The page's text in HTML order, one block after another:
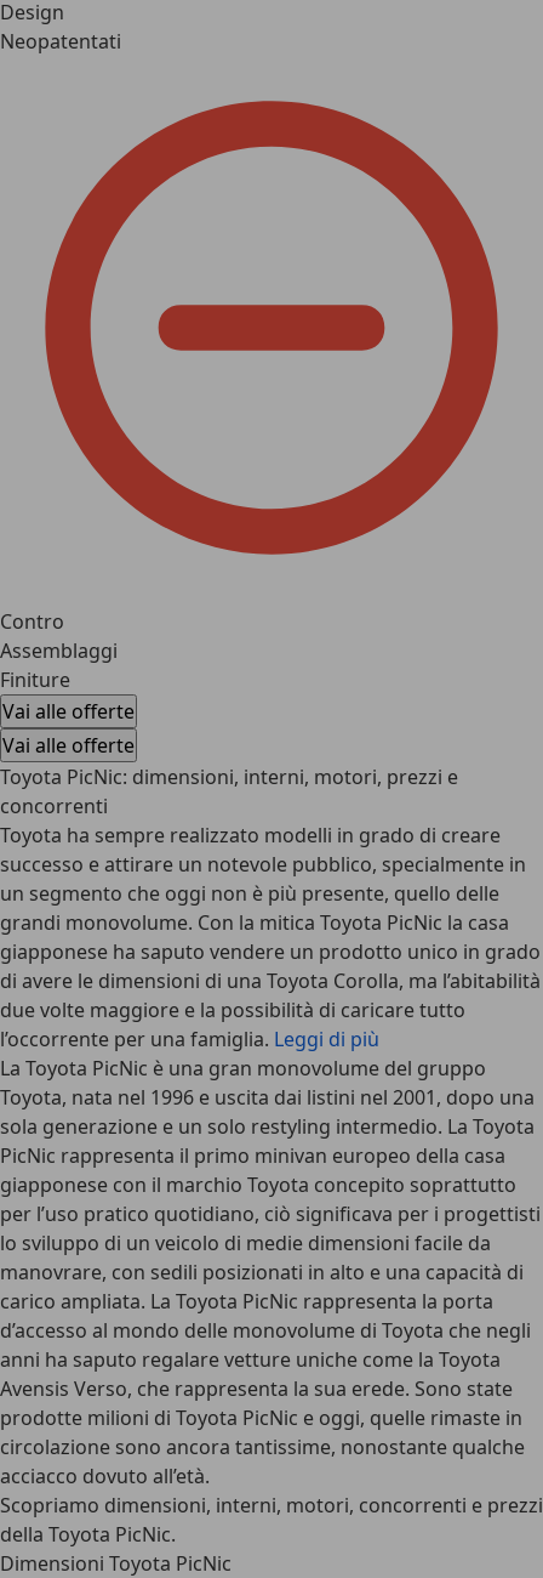
Design
Neopatentati
Contro
Assemblaggi
Finiture
Vai alle offerte
Vai alle offerte
Toyota PicNic: dimensioni, interni, motori, prezzi e
concorrenti
Toyota ha sempre realizzato modelli in grado di creare
successo e attirare un notevole pubblico, specialmente in
un segmento che oggi non è più presente, quello delle
grandi monovolume. Con la mitica Toyota PicNic la casa
giapponese ha saputo vendere un prodotto unico in grado
di avere le dimensioni di una Toyota Corolla, ma l’abitabilità
due volte maggiore e la possibilità di caricare tutto
l’occorrente per una famiglia. Leggi di più
La Toyota PicNic è una gran monovolume del gruppo
Toyota, nata nel 1996 e uscita dai listini nel 2001, dopo una
sola generazione e un solo restyling intermedio. La Toyota
PicNic rappresenta il primo minivan europeo della casa
giapponese con il marchio Toyota concepito soprattutto
per l’uso pratico quotidiano, ciò significava per i progettisti
lo sviluppo di un veicolo di medie dimensioni facile da
manovrare, con sedili posizionati in alto e una capacità di
carico ampliata. La Toyota PicNic rappresenta la porta
d’accesso al mondo delle monovolume di Toyota che negli
anni ha saputo regalare vetture uniche come la Toyota
Avensis Verso, che rappresenta la sua erede. Sono state
prodotte milioni di Toyota PicNic e oggi, quelle rimaste in
circolazione sono ancora tantissime, nonostante qualche
acciacco dovuto all’età.
Scopriamo dimensioni, interni, motori, concorrenti e prezzi
della Toyota PicNic.
Dimensioni Toyota PicNic